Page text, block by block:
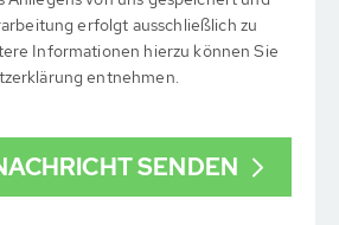
erfolgt ausschließlich zu
Informationen hierzu können Sie
entnehmen.